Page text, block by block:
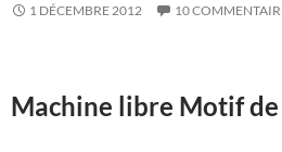
1 DÉCEMBRE 2012 10
Machine libre Motif